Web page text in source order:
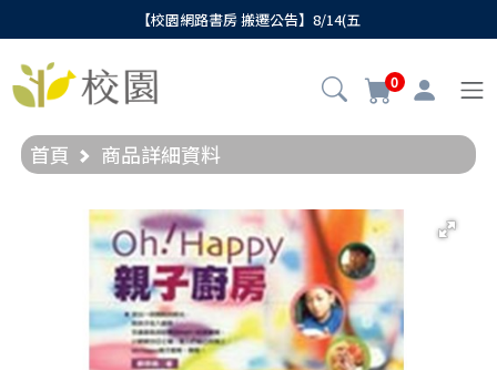
【校園網路書房 搬遷公告】8/14(五
0
首頁 商品詳細資料